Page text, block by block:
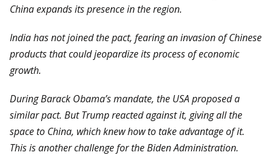
China expands its presence in the region.
India has not joined the pact, fearing an invasion of Chinese
products that could jeopardize its process of economic
growth.
During Barack Obama’s mandate, the USA proposed a
similar pact. But Trump reacted against it, giving all the
space to China, which knew how to take advantage of it.
This is another challenge for the Biden Administration.